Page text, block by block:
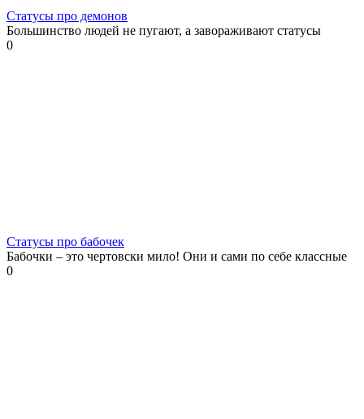
Статусы про демонов
Большинство людей не пугают, а завораживают статусы
0
Статусы про бабочек
Бабочки – это чертовски мило! Они и сами по себе классные
0